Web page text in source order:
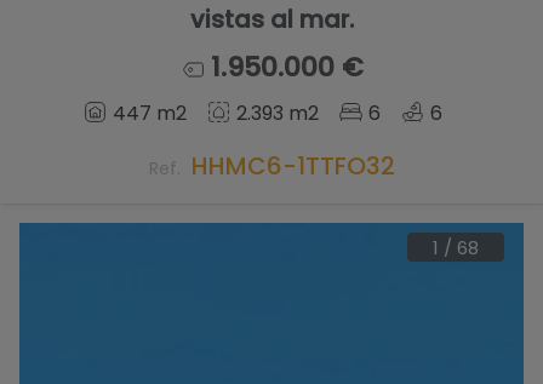
vistas al mar.
1.950.000 €
447 m2 2.393 m2 6 6
Ref. HHMC6-1TTFO32
1 / 68